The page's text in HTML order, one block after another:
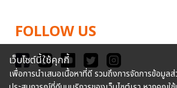
FOLLOW US
เว็บไซต์นี้ใช้คุกกี้
เพื่อการนำเสนอเนื้อหาที่ดี รวมถึงการจัดการข้อมูล